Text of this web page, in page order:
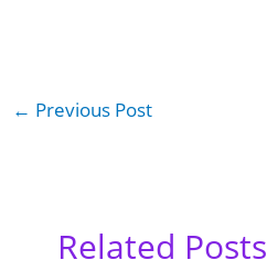
← Previous Post
Related Posts